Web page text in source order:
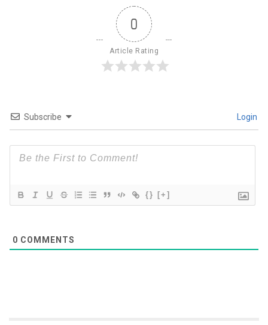
0
Article Rating
Subscribe Login
{} [+]
0 COMMENTS